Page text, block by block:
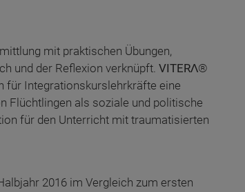
mit praktischen Übungen,
und der Reflexion verknüpft. VITERΛ®
für Integrationskurslehrkräfte eine
Flüchtlingen als soziale und politische
für den Unterricht mit traumatisierten
2016 im Vergleich zum ersten